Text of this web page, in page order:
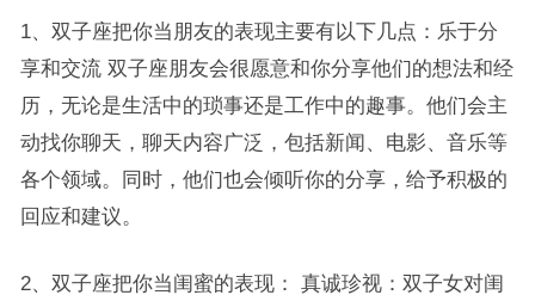
1、双子座把你当朋友的表现主要有以下几点：乐于分
享和交流 双子座朋友会很愿意和你分享他们的想法和经
历，无论是生活中的琐事还是工作中的趣事。他们会主
动找你聊天，聊天内容广泛，包括新闻、电影、音乐等
各个领域。同时，他们也会倾听你的分享，给予积极的
回应和建议。
2、双子座把你当闺蜜的表现： 真诚珍视：双子女对闺